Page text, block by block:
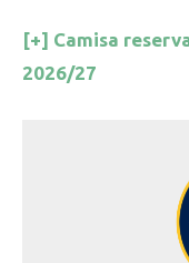
[+] Camisa
2026/27